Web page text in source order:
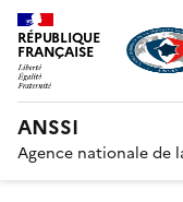
RÉPUBLIQUE
FRANÇAISE
ANSSI
Agence nationale de